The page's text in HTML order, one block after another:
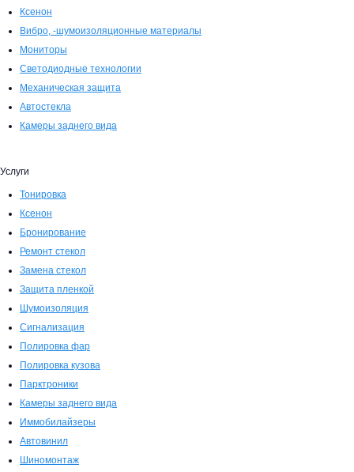
Ксенон
Вибро, -шумоизоляционные материалы
Мониторы
Светодиодные технологии
Механическая защита
Автостекла
Камеры заднего вида
Услуги
Тонировка
Ксенон
Бронирование
Ремонт стекол
Замена стекол
Защита пленкой
Шумоизоляция
Сигнализация
Полировка фар
Полировка кузова
Парктроники
Камеры заднего вида
Иммобилайзеры
Автовинил
Шиномонтаж